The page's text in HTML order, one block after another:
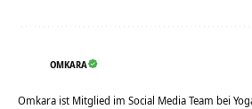
OMKARA
Omkara ist Mitglied im Social Media Team bei